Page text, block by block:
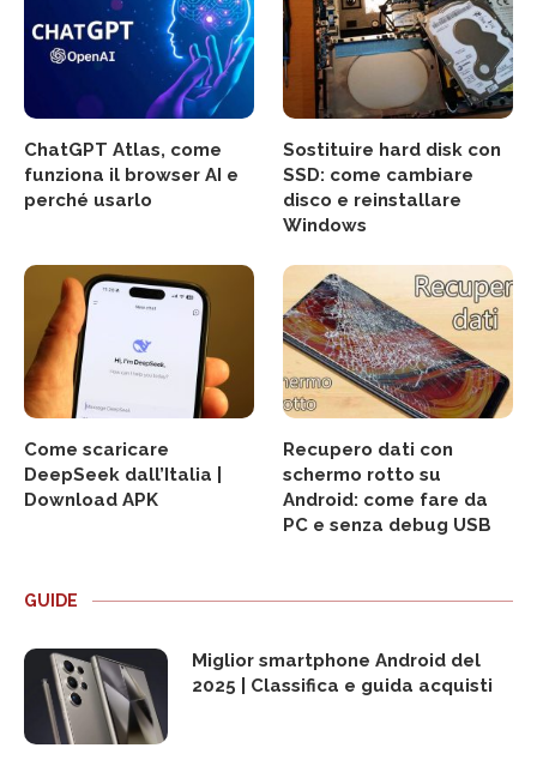
ChatGPT Atlas, come
funziona il browser AI e
perché usarlo
Sostituire hard disk con
SSD: come cambiare
disco e reinstallare
Windows
Come scaricare
DeepSeek dall’Italia |
Download APK
Recupero dati con
schermo rotto su
Android: come fare da
PC e senza debug USB
GUIDE
Miglior smartphone Android del
2025 | Classifica e guida acquisti